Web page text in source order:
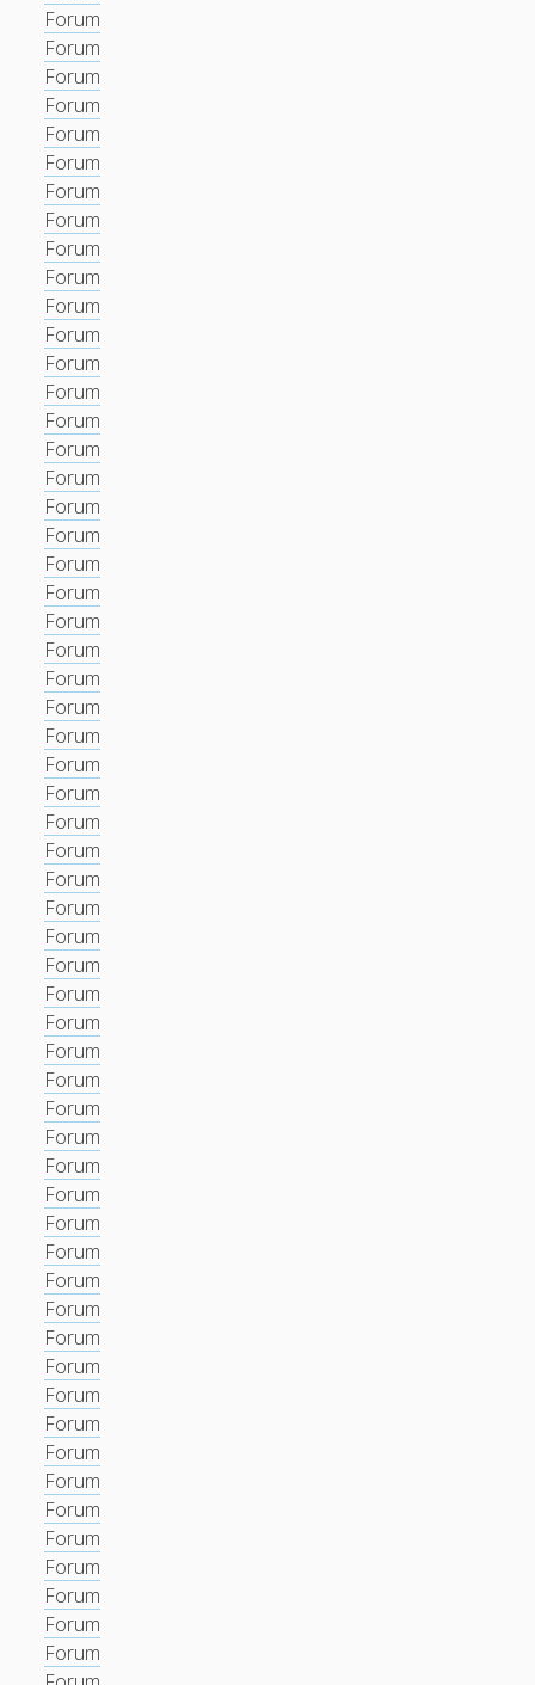
Forum
Forum
Forum
Forum
Forum
Forum
Forum
Forum
Forum
Forum
Forum
Forum
Forum
Forum
Forum
Forum
Forum
Forum
Forum
Forum
Forum
Forum
Forum
Forum
Forum
Forum
Forum
Forum
Forum
Forum
Forum
Forum
Forum
Forum
Forum
Forum
Forum
Forum
Forum
Forum
Forum
Forum
Forum
Forum
Forum
Forum
Forum
Forum
Forum
Forum
Forum
Forum
Forum
Forum
Forum
Forum
Forum
Forum